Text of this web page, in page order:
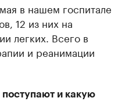
в нашем госпитале
12 из них на
легких. Всего в
и реанимации
и какую